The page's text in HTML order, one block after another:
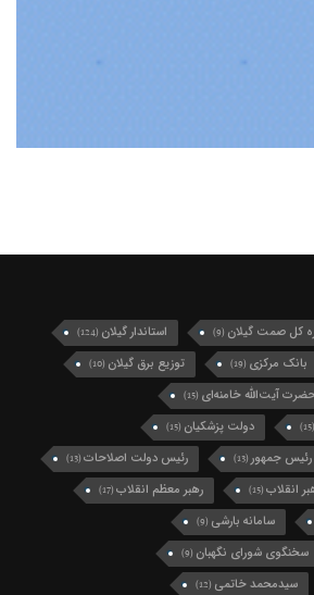
کل صمت گیلان (9) استاندار گیلان (124)
بانک مرکزی (19) توزیع برق گیلان (10)
آیت‌الله خامنه‌ای (15)
(15) دولت پزشکیان (15)
رئیس جمهور(13) رئیس دولت اصلاحات(13)
انقلاب(15) رهبر معظم انقلاب(17)
سامانه بارشی (9)
سخنگوی شورای نگهبان (9)
سیدمحمد خاتمی (12)